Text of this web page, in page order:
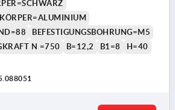
BEFESTIGUNGSBOHRUNG=M5
N =750 B=12,2 B1=8
H=40